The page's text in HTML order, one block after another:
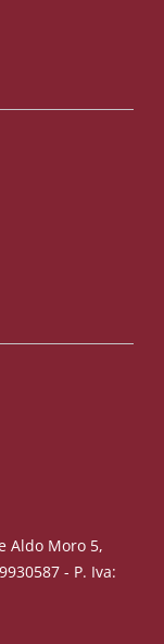
Aldo Moro 5,
- P. Iva: